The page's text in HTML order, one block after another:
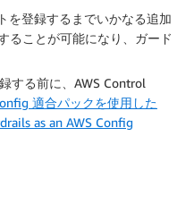
を登録するまでいかなる追加
ることが可能になり、ガード
する前に、AWS Control
適合パックを使用した
as an AWS Config